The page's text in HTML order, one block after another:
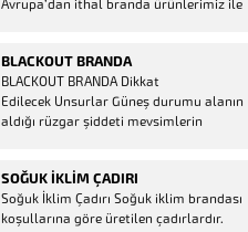
Avrupa’dan ithal branda ürünlerimiz ile
Ürün Al dükkanı ürünleri peşin fiyatına
bol taksitle Göktaş Branda Çeşitleri
Adresinde, 1.kalite ithal ürün ne demek
Brandacı sektöründe faaliyet gösteren,
BLACKOUT BRANDA
BLACKOUT BRANDA Dikkat
Edilecek Unsurlar Güneş durumu alanın
aldığı rüzgar şiddeti mevsimlerin
düşünmeniz gereken bir kaç faktörden
biridir. Türkiye’nin lider Branda markası
Göktaş Branda, Hazine ve Maliye Bakanı
SOĞUK İKLIM ÇADIRI
Soğuk İklim Çadırı Soğuk iklim brandası
koşullarına göre üretilen çadırlardır.